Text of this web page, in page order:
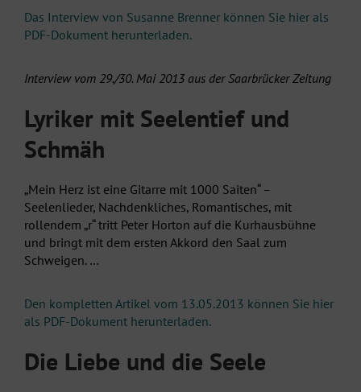
Das Interview von Susanne Brenner können Sie hier als
PDF-Dokument herunterladen.
Interview vom 29./30. Mai 2013 aus der Saarbrücker Zeitung
Lyriker mit Seelentief und
Schmäh
„Mein Herz ist eine Gitarre mit 1000 Saiten“ –
Seelenlieder, Nachdenkliches, Romantisches, mit
rollendem „r“ tritt Peter Horton auf die Kurhausbühne
und bringt mit dem ersten Akkord den Saal zum
Schweigen. …
Den kompletten Artikel vom 13.05.2013 können Sie hier
als PDF-Dokument herunterladen.
Die Liebe und die Seele